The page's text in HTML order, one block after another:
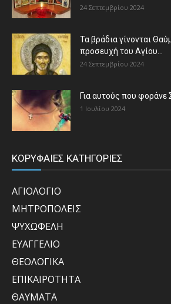
24 Σεπτεμβρίου 2024
Τα βράδια γίνονται
προσευχή του Αγίου...
24 Σεπτεμβρίου 2024
Για αυτούς που φοράνε
1 Ιουλίου 2024
ΚΟΡΥΦΑΙΕΣ ΚΑΤΗΓΟΡΙΕΣ
ΑΓΙΟΛΟΓΙΟ
ΜΗΤΡΟΠΟΛΕΙΣ
ΨΥΧΩΦΕΛΗ
ΕΥΑΓΓΕΛΙΟ
ΘΕΟΛΟΓΙΚΑ
ΕΠΙΚΑΙΡΟΤΗΤΑ
ΘΑΥΜΑΤΑ